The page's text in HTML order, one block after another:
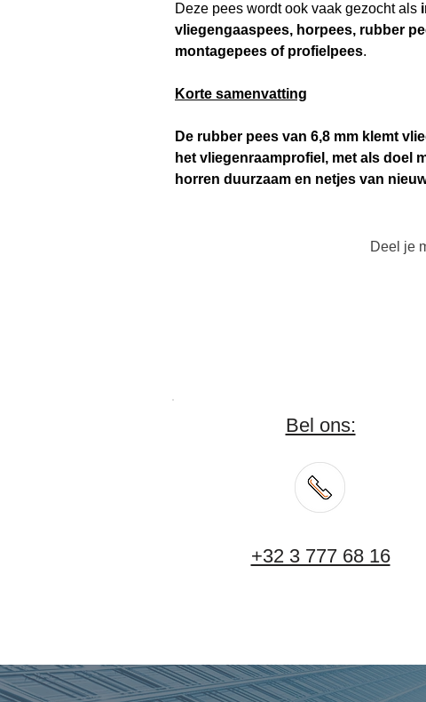
Deze pees wordt ook vaak gezocht als
vliegengaaspees, horpees, rubber
montagepees of profielpees.
Korte samenvatting
De rubber pees van 6,8 mm klemt
het vliegenraamprofiel, met als doel
horren duurzaam en netjes van
Deel je
Bel ons:
+32 3 777 68 16